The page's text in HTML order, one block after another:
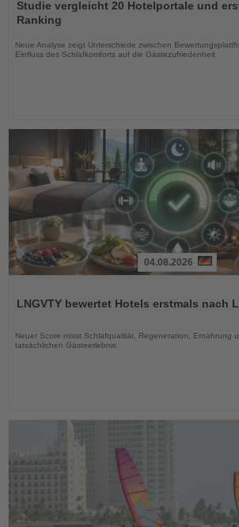
Sie
die
Nachrichten
Studie vergleicht 20 Hotelportale und
Ranking
Neue Analyse zeigt Unterschiede zwischen
Einfluss des Schlafkomforts auf die Gästezufriedenheit
die
04.08.2026
LNGVTY bewertet Hotels erstmals nach
Neuer Score misst Schlafqualität, Regeneration, Ernährung
tatsächlichen Gästeerlebnis